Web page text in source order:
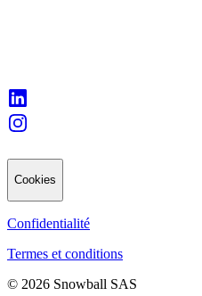
Cookies
Confidentialité
Termes et conditions
© 2026 Snowball SAS